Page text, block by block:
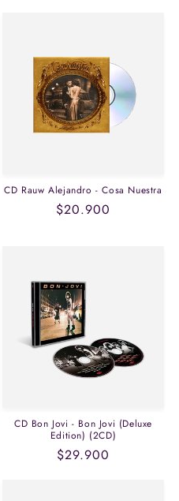
CD Rauw Alejandro - Cosa Nuestra
Precio
$20.900
CD Bon Jovi - Bon Jovi (Deluxe
Edition) (2CD)
Precio
$29.900